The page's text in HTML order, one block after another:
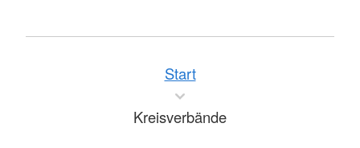
Start
Kreisverbände